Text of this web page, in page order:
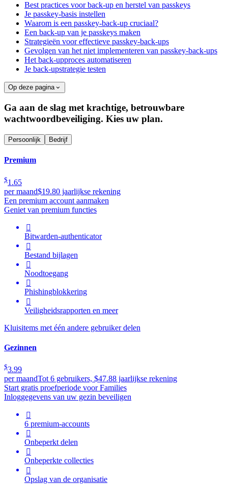
Best practices voor back-up en herstel van passkeys
Je passkey-basis instellen
Waarom is een passkey-back-up cruciaal?
Een back-up van je passkeys maken
Strategieën voor effectieve passkey-back-ups
Gevolgen van het niet implementeren van passkey-back-ups
Het back-upproces automatiseren
Je back-upstrategie testen
Op deze pagina
Ga aan de slag met krachtige, betrouwbare
wachtwoordbeveiliging. Kies uw plan.
Persoonlijk Bedrijf
Premium
$1.65
per maand$19.80 jaarlijkse rekening
Een premium account aanmaken
Geniet van premium functies

Bitwarden-authenticator

Bestand bijlagen

Noodtoegang

Phishingblokkering

Veiligheidsrapporten en meer
Kluisitems met één andere gebruiker delen
Gezinnen
$3.99
per maandTot 6 gebruikers, $47.88 jaarlijkse rekening
Start gratis proefperiode voor Families
Inloggegevens van uw gezin beveiligen

6 premium-accounts

Onbeperkt delen

Onbeperkte collecties

Opslag van de organisatie